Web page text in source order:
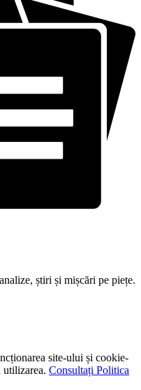
știri și mișcări pe piețe.
site-ului și cookie-
utilizarea. Consultați Politica